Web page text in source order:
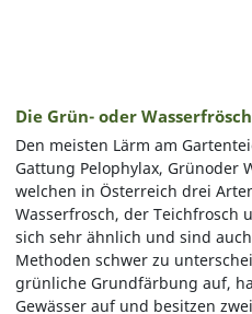
Die Grün- oder
Den meisten Lärm am
Gattung Pelophylax, Grünoder
welchen in Österreich drei
Wasserfrosch, der Teichfrosch
sich sehr ähnlich und sind
Methoden schwer zu
grünliche Grundfärbung auf,
Gewässer auf und besitzen